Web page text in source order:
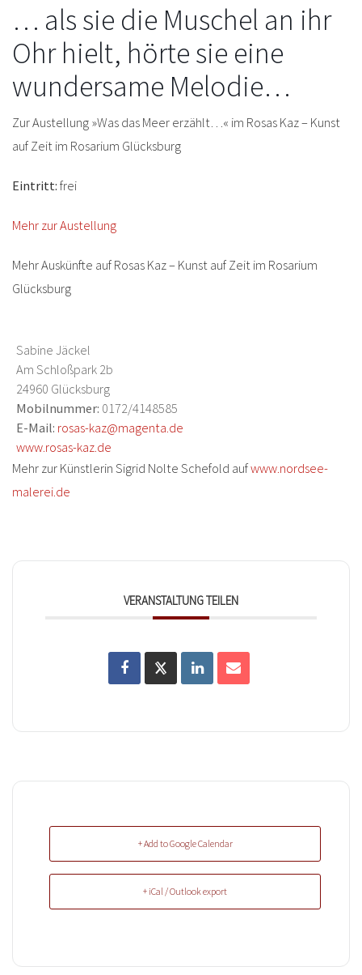
… als sie die Muschel an ihr
Ohr hielt, hörte sie eine
wundersame Melodie…
Zur Austellung »Was das Meer erzählt…« im Rosas Kaz – Kunst
auf Zeit im Rosarium Glücksburg
Eintritt: frei
Mehr zur Austellung
Mehr Auskünfte auf Rosas Kaz – Kunst auf Zeit im Rosarium
Glücksburg
Sabine Jäckel
Am Schloßpark 2b
24960 Glücksburg
Mobilnummer: 0172/4148585
E-Mail: rosas-kaz@magenta.de
www.rosas-kaz.de
Mehr zur Künstlerin Sigrid Nolte Schefold aufwww.nordsee-
malerei.de
VERANSTALTUNG TEILEN
+ Add to Google Calendar
+ iCal / Outlook export